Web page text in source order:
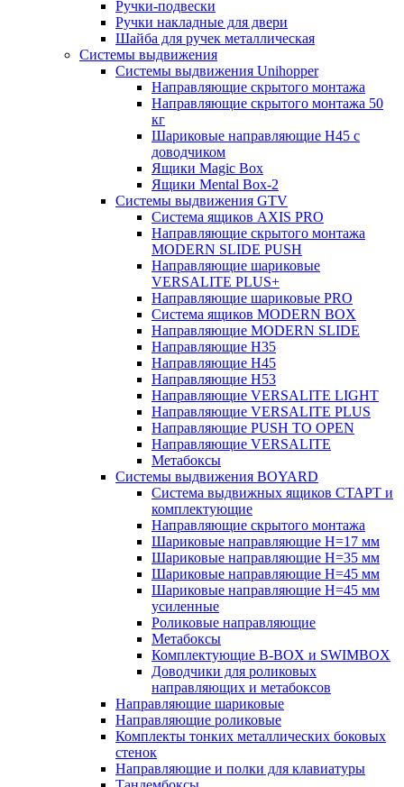
Ручки-подвески
Ручки накладные для двери
Шайба для ручек металлическая
Системы выдвижения
Системы выдвижения Unihopper
Направляющие скрытого монтажа
Направляющие скрытого монтажа 50
кг
Шариковые направляющие H45 с
доводчиком
Ящики Magic Box
Ящики Mental Box-2
Системы выдвижения GTV
Система ящиков AXIS PRO
Направляющие скрытого монтажа
MODERN SLIDE PUSH
Направляющие шариковые
VERSALITE PLUS+
Направляющие шариковые PRO
Система ящиков MODERN BOX
Направляющие MODERN SLIDE
Направляющие H35
Направляющие H45
Направляющие H53
Направляющие VERSALITE LIGHT
Направляющие VERSALITE PLUS
Направляющие PUSH TO OPEN
Направляющие VERSALITE
Метабоксы
Системы выдвижения BOYARD
Система выдвижных ящиков СТАРТ и
комплектующие
Направляющие скрытого монтажа
Шариковые направляющие H=17 мм
Шариковые направляющие H=35 мм
Шариковые направляющие H=45 мм
Шариковые направляющие H=45 мм
усиленные
Роликовые направляющие
Метабоксы
Комплектующие B-BOX и SWIMBOX
Доводчики для роликовых
направляющих и метабоксов
Направляющие шариковые
Направляющие роликовые
Комплекты тонких металлических боковых
стенок
Направляющие и полки для клавиатуры